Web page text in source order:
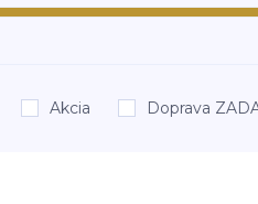
Akcia Doprava